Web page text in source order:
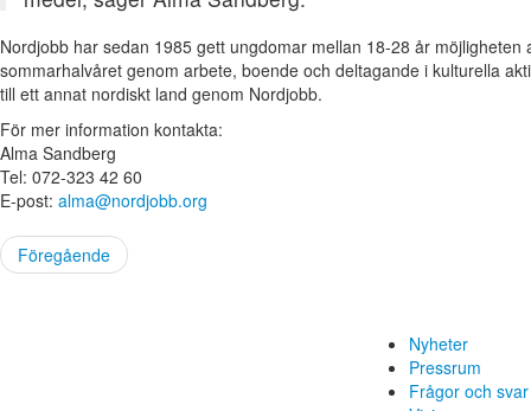
Nordjobb har sedan 1985 gett ungdomar mellan 18-28 år
sommarhalvåret genom arbete, boende och deltagande i kulturella
till ett annat nordiskt land genom Nordjobb.
För mer information kontakta:
Alma Sandberg
Tel: 072-323 42 60
E-post: alma@nordjobb.org
Föregående
Nyheter
Pressrum
Frågor och svar